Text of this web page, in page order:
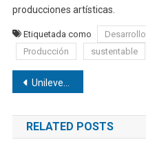
producciones artísticas.
Etiquetada como Desarrollo
Producción
sustentable
Navegación
de
entradas
Unilever procura mejoras para agricultores de Asia
RELATED POSTS